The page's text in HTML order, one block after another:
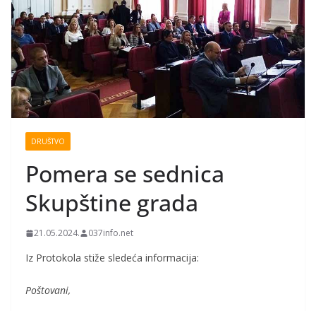
DRUŠTVO
Pomera se sednica
Skupštine grada
21.05.2024. 037info.net
Iz Protokola stiže sledeća informacija:
Poštovani,